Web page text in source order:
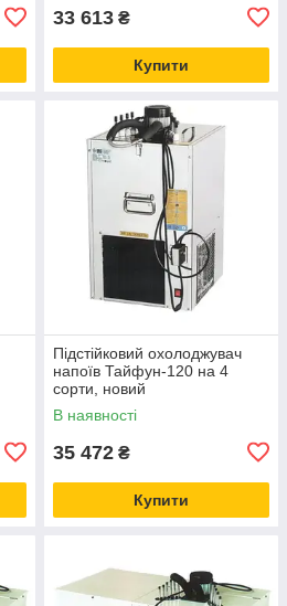
33 613 ₴
Купити
Підстійковий охолоджувач
напоїв Тайфун-120 на 4
сорти, новий
В наявності
35 472 ₴
Купити